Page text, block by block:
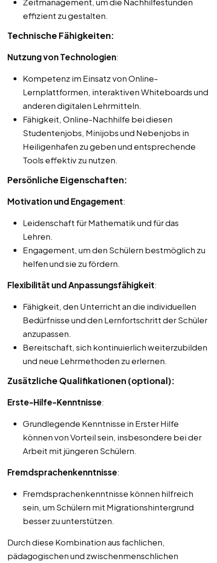
effizient zu gestalten.
Technische Fähigkeiten:
Nutzung von Technologien:
Kompetenz im Einsatz von Online-
Lernplattformen, interaktiven Whiteboards und
anderen digitalen Lehrmitteln.
Fähigkeit, Online-Nachhilfe bei diesen
Studentenjobs, Minijobs und Nebenjobs in
Heiligenhafen zu geben und entsprechende
Tools effektiv zu nutzen.
Persönliche Eigenschaften:
Motivation und Engagement:
Leidenschaft für Mathematik und für das
Lehren.
Engagement, um den Schülern bestmöglich zu
helfen und sie zu fördern.
Flexibilität und Anpassungsfähigkeit:
Fähigkeit, den Unterricht an die individuellen
Bedürfnisse und den Lernfortschritt der Schüler
anzupassen.
Bereitschaft, sich kontinuierlich weiterzubilden
und neue Lehrmethoden zu erlernen.
Zusätzliche Qualifikationen (optional):
Erste-Hilfe-Kenntnisse:
Grundlegende Kenntnisse in Erster Hilfe
können von Vorteil sein, insbesondere bei der
Arbeit mit jüngeren Schülern.
Fremdsprachenkenntnisse:
Fremdsprachenkenntnisse können hilfreich
sein, um Schülern mit Migrationshintergrund
besser zu unterstützen.
Durch diese Kombination aus fachlichen,
pädagogischen und zwischenmenschlichen